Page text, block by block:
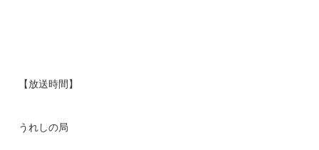
【放送時間】
うれしの局